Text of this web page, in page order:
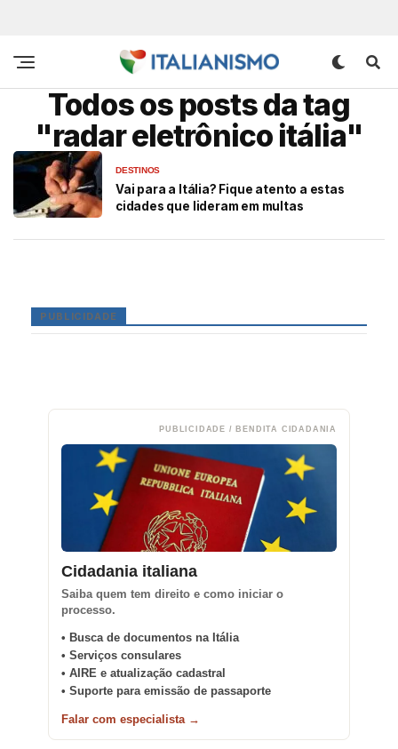
Todos os posts da tag
"radar eletrônico itália"
DESTINOS
Vai para a Itália? Fique atento a estas
cidades que lideram em multas
PUBLICIDADE
PUBLICIDADE / BENDITA CIDADANIA
Cidadania italiana
Saiba quem tem direito e como iniciar o
processo.
• Busca de documentos na Itália
• Serviços consulares
• AIRE e atualização cadastral
• Suporte para emissão de passaporte
Falar com especialista →